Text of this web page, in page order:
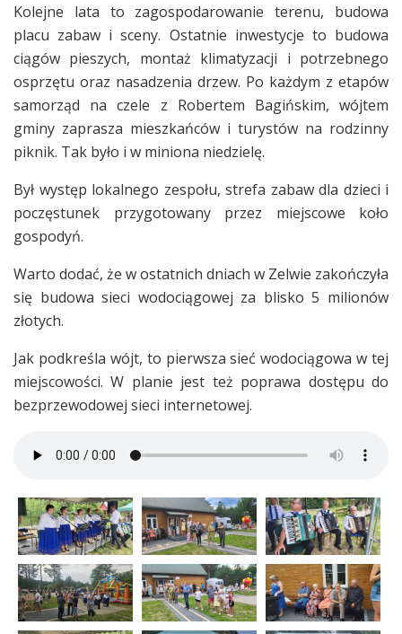
Kolejne lata to zagospodarowanie terenu, budowa
placu zabaw i sceny. Ostatnie inwestycje to budowa
ciągów pieszych, montaż klimatyzacji i potrzebnego
osprzętu oraz nasadzenia drzew. Po każdym z etapów
samorząd na czele z Robertem Bagińskim, wójtem
gminy zaprasza mieszkańców i turystów na rodzinny
piknik. Tak było i w miniona niedzielę.
Był występ lokalnego zespołu, strefa zabaw dla dzieci i
poczęstunek przygotowany przez miejscowe koło
gospodyń.
Warto dodać, że w ostatnich dniach w Zelwie zakończyła
się budowa sieci wodociągowej za blisko 5 milionów
złotych.
Jak podkreśla wójt, to pierwsza sieć wodociągowa w tej
miejscowości. W planie jest też poprawa dostępu do
bezprzewodowej sieci internetowej.